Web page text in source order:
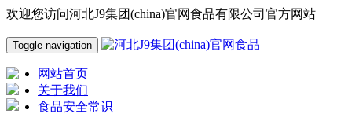
欢迎您访问河北J9集团(china)官网食品有限公司官方网站
Toggle navigation
网站首页
关于我们
食品安全常识